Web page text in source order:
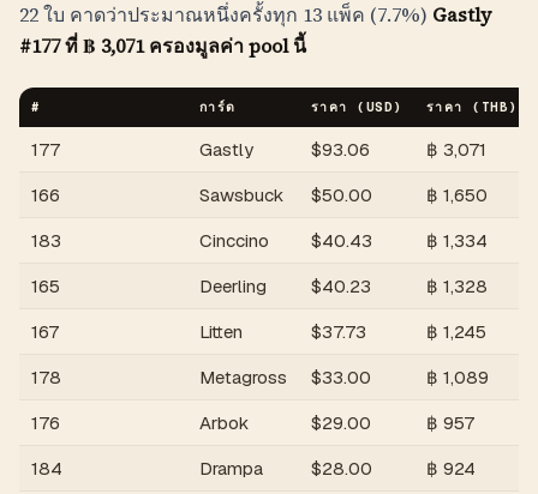
22 ใบ คาดว่าประมาณหนึ่งครั้งทุก 13 แพ็ค (7.7%) Gastly
#177 ที่฿ 3,071ครองมูลค่า pool นี้
# การ์ด ราคา (USD) ราคา ( THB )
177 Gastly $93.06 ฿ 3,071
166
Sawsbuck $50.00 ฿ 1,650
183
Cinccino $40.43 ฿ 1,334
165
Deerling $40.23 ฿ 1,328
167
Litten $37.73 ฿ 1,245
178
Metagross $33.00 ฿ 1,089
176
Arbok $29.00 ฿ 957
184
Drampa $28.00 ฿ 924